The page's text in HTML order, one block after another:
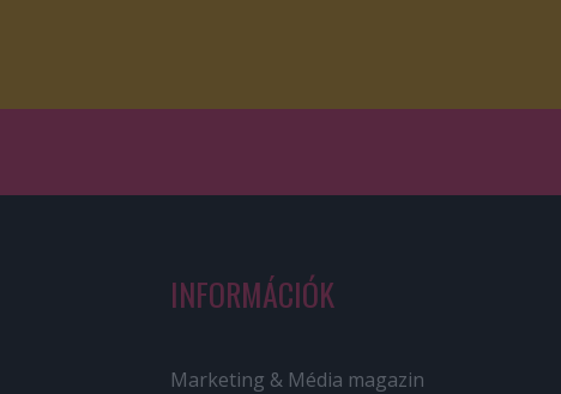
INFORMÁCIÓK
Marketing & Média magazin